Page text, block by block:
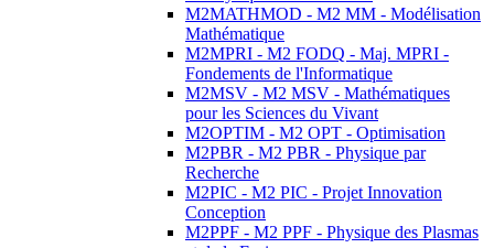
M2MATHMOD - M2 MM - Modélisation
Mathématique
M2MPRI - M2 FODQ - Maj. MPRI -
Fondements de l'Informatique
M2MSV - M2 MSV - Mathématiques
pour les Sciences du Vivant
M2OPTIM - M2 OPT - Optimisation
M2PBR - M2 PBR - Physique par
Recherche
M2PIC - M2 PIC - Projet Innovation
Conception
M2PPF - M2 PPF - Physique des Plasmas